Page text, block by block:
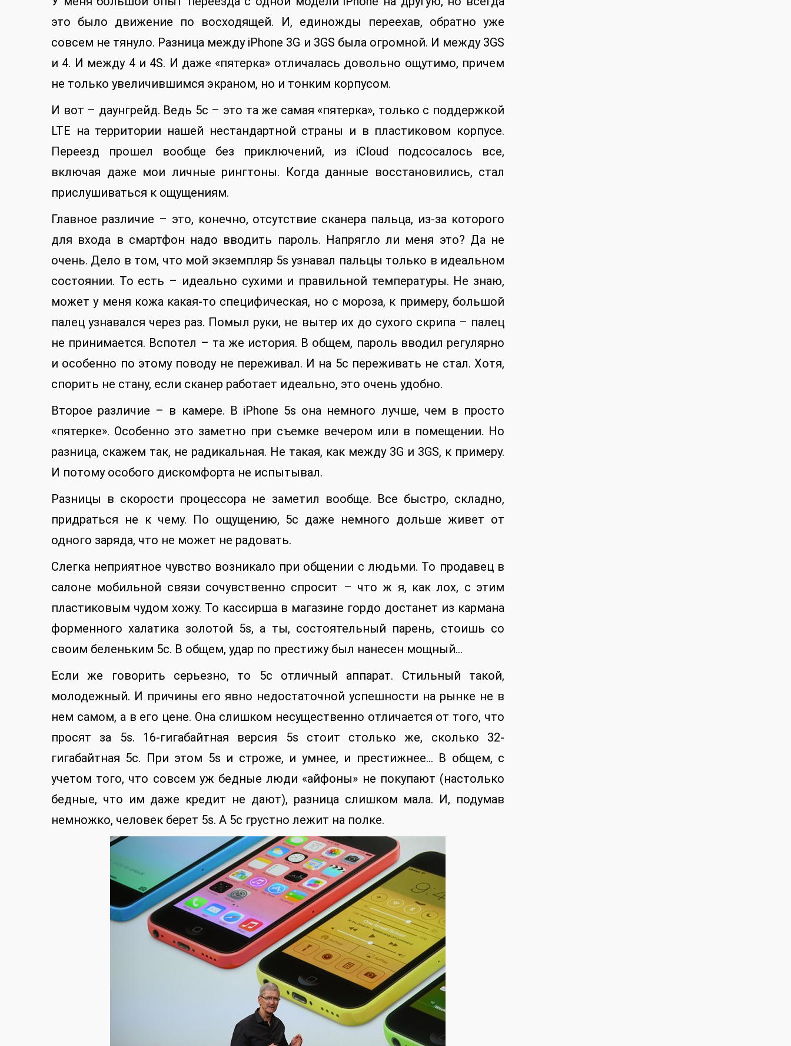
это было движение по восходящей. И, единожды переехав, обратно уже
совсем не тянуло. Разница между iPhone 3G и 3GS была огромной. И между 3GS
и 4. И между 4 и 4S. И даже «пятерка» отличалась довольно ощутимо, причем
не только увеличившимся экраном, но и тонким корпусом.
И вот – даунгрейд. Ведь 5c – это та же самая «пятерка», только с поддержкой
LTE на территории нашей нестандартной страны и в пластиковом корпусе.
Переезд прошел вообще без приключений, из iCloud подсосалось все,
включая даже мои личные рингтоны. Когда данные восстановились, стал
прислушиваться к ощущениям.
Главное различие – это, конечно, отсутствие сканера пальца, из-за которого
для входа в смартфон надо вводить пароль. Напрягло ли меня это? Да не
очень. Дело в том, что мой экземпляр 5s узнавал пальцы только в идеальном
состоянии. То есть – идеально сухими и правильной температуры. Не знаю,
может у меня кожа какая-то специфическая, но с мороза, к примеру, большой
палец узнавался через раз. Помыл руки, не вытер их до сухого скрипа – палец
не принимается. Вспотел – та же история. В общем, пароль вводил регулярно
и особенно по этому поводу не переживал. И на 5c переживать не стал. Хотя,
спорить не стану, если сканер работает идеально, это очень удобно.
Второе различие – в камере. В iPhone 5s она немного лучше, чем в просто
«пятерке». Особенно это заметно при съемке вечером или в помещении. Но
разница, скажем так, не радикальная. Не такая, как между 3G и 3GS, к примеру.
И потому особого дискомфорта не испытывал.
Разницы в скорости процессора не заметил вообще. Все быстро, складно,
придраться не к чему. По ощущению, 5c даже немного дольше живет от
одного заряда, что не может не радовать.
Слегка неприятное чувство возникало при общении с людьми. То продавец в
салоне мобильной связи сочувственно спросит – что ж я, как лох, с этим
пластиковым чудом хожу. То кассирша в магазине гордо достанет из кармана
форменного халатика золотой 5s, а ты, состоятельный парень, стоишь со
своим беленьким 5c. В общем, удар по престижу был нанесен мощный…
Если же говорить серьезно, то 5c отличный аппарат. Стильный такой,
молодежный. И причины его явно недостаточной успешности на рынке не в
нем самом, а в его цене. Она слишком несущественно отличается от того, что
просят за 5s. 16-гигабайтная версия 5s стоит столько же, сколько 32-
гигабайтная 5c. При этом 5s и строже, и умнее, и престижнее… В общем, с
учетом того, что совсем уж бедные люди «айфоны» не покупают (настолько
бедные, что им даже кредит не дают), разница слишком мала. И, подумав
немножко, человек берет 5s. А 5c грустно лежит на полке.